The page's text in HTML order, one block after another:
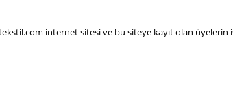
internet sitesi ve bu siteye kayıt olan